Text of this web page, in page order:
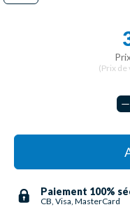
(Prix
Paiement 100%
CB, Visa, MasterCard